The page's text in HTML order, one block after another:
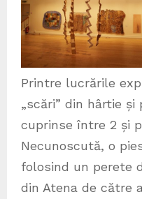
Printre lucrările
„scări” din hârtie
cuprinse între 2 și
Necunoscută, o
folosind un perete
din Atena de către